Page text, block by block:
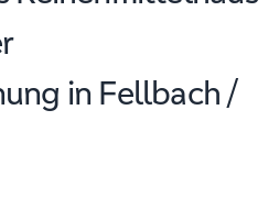
in Fellbach /